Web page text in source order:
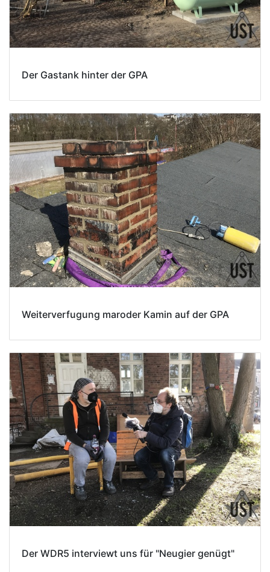
Der Gastank hinter der GPA
Weiterverfugung maroder Kamin auf der GPA
Der WDR5 interviewt uns für "Neugier genügt"